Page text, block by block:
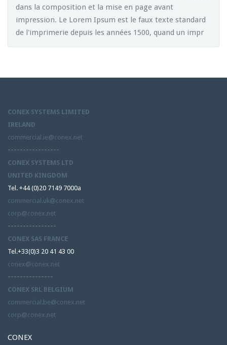
dans la composition et la mise en page avant
impression. Le Lorem Ipsum est le faux texte standard
de l'imprimerie depuis les années 1500, quand un impr
CONEX SYSTEMS LIMITED
IRELAND
commercial.ie@conex.net
-----------------
CONEX SYSTEMS LTD
UNITED KINGDOM
Tel. +44 (0)20 7149 7000a
commercial.uk@conex.net
corp@conex.net
----------------
CONEX SAS FRANCE
Tel.+33(0)3 20 41 43 00
conex@conex.net
---------------
CONEX SRL BELGIUM
commercial.be@conex.net
corp@conex.net
CONEX